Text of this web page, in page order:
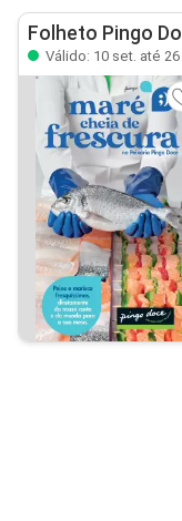
Folheto Pingo
Válido: 10 set. até 26